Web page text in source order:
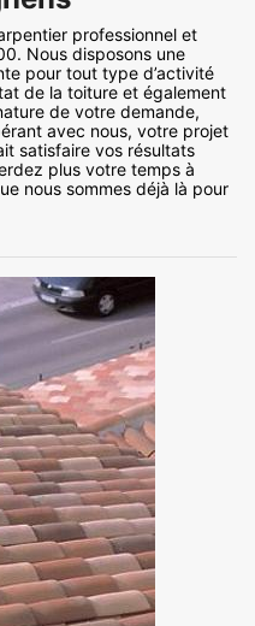
professionnel et
Nous disposons une
pour tout type d’activité
de la toiture et également
de votre demande,
avec nous, votre projet
satisfaire vos résultats
plus votre temps à
nous sommes déjà là pour